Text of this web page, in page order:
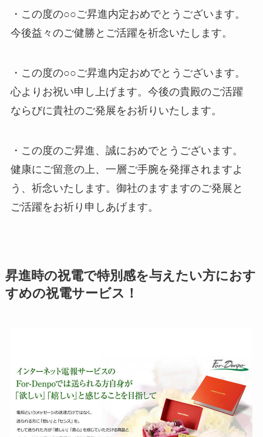
・この度の○○ご昇進内定おめでとうございます。
今後益々のご健勝とご活躍を祈念いたします。
・この度の○○ご昇進内定おめでとうございます。
心よりお祝い申し上げます。今後の貴殿のご活躍
ならびに貴社のご発展をお祈りいたします。
・この度のご昇進、誠におめでとうございます。
健康にご留意の上、一層ご手腕を発揮されますよ
う、祈念いたします。御社のますますのご発展と
ご活躍をお祈り申しあげます。
昇進時の祝電で特別感を与えたい方におす
すめの祝電サービス！